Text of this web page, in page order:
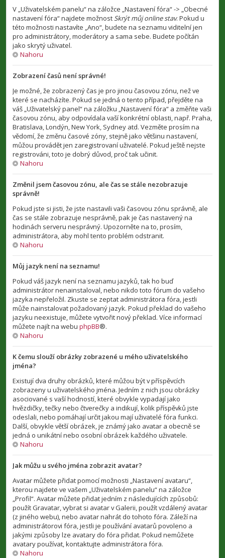
V „Uživatelském panelu“ na záložce „Nastavení fóra“ -> „Obecné
nastavení fóra“ najdete možnostSkrýt můj online stav. Pokud u
této možnosti nastavíte „Ano“, budete na seznamu viditelní jen
pro administrátory, moderátory a sama sebe. Budete počítán
jako skrytý uživatel.
Nahoru
Zobrazení časů není správné!
Je možné, že zobrazený čas je pro jinou časovou zónu, než ve
které se nacházíte. Pokud se jedná o tento případ, přejděte na
váš „Uživatelský panel“ na záložku „Nastavení fóra“ a změňte vaši
časovou zónu, aby odpovídala vaší konkrétní oblasti, např. Praha,
Bratislava, Londýn, New York, Sydney atd. Vezměte prosím na
vědomí, že změnu časové zóny, stejně jako většinu nastavení,
můžou provádět jen zaregistrovaní uživatelé. Pokud ještě nejste
registrováni, toto je dobrý důvod, proč tak učinit.
Nahoru
Změnil jsem časovou zónu, ale čas se stále nezobrazuje
správně!
Pokud jste si jisti, že jste nastavili vaši časovou zónu správně, ale
čas se stále zobrazuje nesprávně, pak je čas nastavený na
hodinách serveru nesprávný. Upozorněte na to, prosím,
administrátora, aby mohl tento problém odstranit.
Nahoru
Můj jazyk není na seznamu!
Pokud váš jazyk není na seznamu jazyků, tak ho buď
administrátor nenainstaloval, nebo nikdo toto fórum do vašeho
jazyka nepřeložil. Zkuste se zeptat administrátora fóra, jestli
může nainstalovat požadovaný jazyk. Pokud překlad do vašeho
jazyku neexistuje, můžete vytvořit nový překlad. Více informací
můžete najít na webu phpBB®.
Nahoru
K čemu slouží obrázky zobrazené u mého uživatelského
jména?
Existují dva druhy obrázků, které můžou být v příspěvcích
zobrazeny u uživatelského jména. Jedním z nich jsou obrázky
asociované s vaší hodností, které obvykle vypadají jako
hvězdičky, tečky nebo čtverečky a indikují, kolik příspěvků jste
odeslali, nebo pomáhají určit jakou mají uživatelé fóra funkci.
Další, obvykle větší obrázek, je známý jako avatar a obecně se
jedná o unikátní nebo osobní obrázek každého uživatele.
Nahoru
Jak můžu u svého jména zobrazit avatar?
Avatar můžete přidat pomocí možnosti „Nastavení avataru“,
kterou najdete ve vašem „Uživatelském panelu“ na záložce
„Profil“. Avatar můžete přidat jedním z následujících způsobů:
použít Gravatar, vybrat si avatar v Galerii, použít vzdálený avatar
(z jiného webu), nebo avatar nahrát do tohoto fóra. Záleží na
administrátorovi fóra, jestli je používání avatarů povoleno a
jakými způsoby lze avatary do fóra přidat. Pokud nemůžete
avatary používat, kontaktujte administrátora fóra.
Nahoru